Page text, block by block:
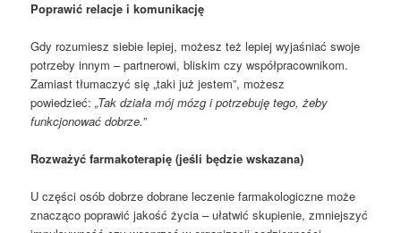
Poprawić relacje i komunikację
Gdy rozumiesz siebie lepiej, możesz też lepiej wyjaśniać swoje
potrzeby innym – partnerowi, bliskim czy współpracownikom.
Zamiast tłumaczyć się „taki już jestem”, możesz
powiedzieć:„Tak działa mój mózg i potrzebuję tego, żeby
funkcjonować dobrze.”
Rozważyć farmakoterapię (jeśli będzie wskazana)
U części osób dobrze dobrane leczenie farmakologiczne może
znacząco poprawić jakość życia – ułatwić skupienie, zmniejszyć